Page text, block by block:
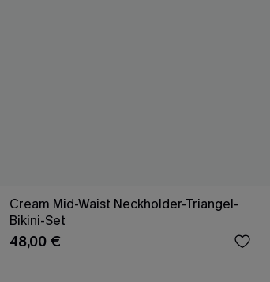
Cream Mid-Waist Neckholder-Triangel-
Bikini-Set
48,00 €